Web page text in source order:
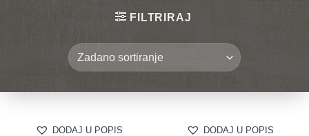
FILTRIRAJ
DODAJ U POPIS DODAJ U POPIS